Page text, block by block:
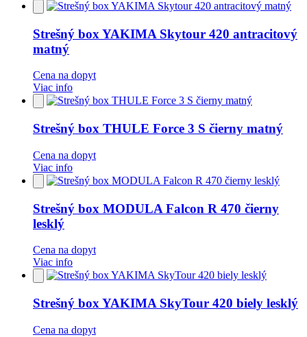
Pridať
do
obľúbených
Strešný box YAKIMA Skytour 420 antracitový
matný
Cena na dopyt
Viac info
Pridať
do
obľúbených
Strešný box THULE Force 3 S čierny matný
Cena na dopyt
Viac info
Pridať
do
Strešný box MODULA Falcon R 470 čierny
lesklý
Cena na dopyt
Viac info
Pridať
do
obľúbených
Strešný box YAKIMA SkyTour 420 biely lesklý
Cena na dopyt